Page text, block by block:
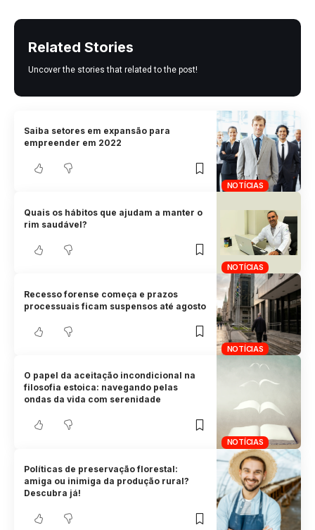
Related Stories
Uncover the stories that related to the post!
NOTÍCIAS
Saiba setores em expansão para
empreender em 2022
NOTÍCIAS
Quais os hábitos que ajudam a manter o
rim saudável?
NOTÍCIAS
Recesso forense começa e prazos
processuais ficam suspensos até agosto
NOTÍCIAS
O papel da aceitação incondicional na
filosofia estoica: navegando pelas
ondas da vida com serenidade
Políticas de preservação florestal:
amiga ou inimiga da produção rural?
Descubra já!